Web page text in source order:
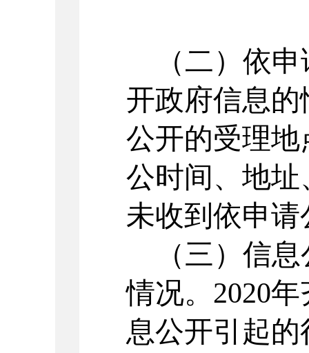
（二）依
开政府信息的
公开的受理地
公时间、地
未收到依申
（三 ）信
情况。 2020年
息公开引起